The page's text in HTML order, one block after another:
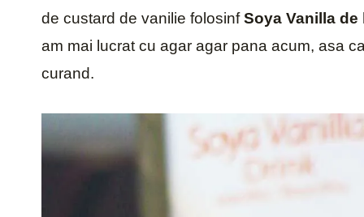
de custard de vanilie folosinfSoya Vanilla de
am mai lucrat cu agar agar pana acum, asa
curand.